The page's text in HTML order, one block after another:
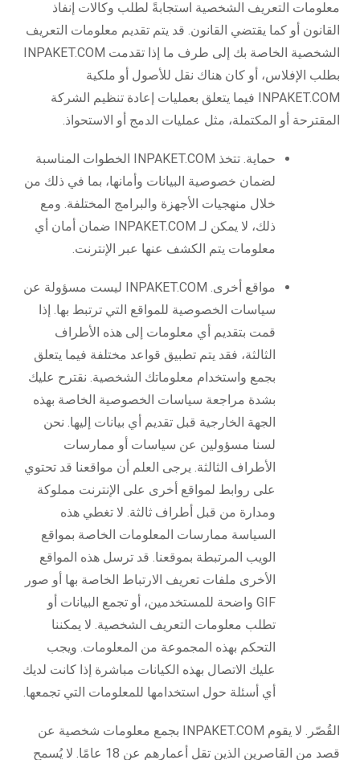
معلومات التعريف الشخصية استجابةً لطلب وكالات إنفاذ
القانون أو كما يقتضي القانون. قد يتم تقديم معلومات التعريف
الشخصية الخاصة بك إلى طرف ما إذا تقدمت INPAKET.COM
بطلب الإفلاس، أو كان هناك نقل للأصول أو ملكية
INPAKET.COM فيما يتعلق بعمليات إعادة تنظيم الشركة
المقترحة أو المكتملة، مثل عمليات الدمج أو الاستحواذ.
حماية. تتخذ INPAKET.COM الخطوات المناسبة
لضمان خصوصية البيانات وأمانها، بما في ذلك من
خلال منهجيات الأجهزة والبرامج المختلفة. ومع
ذلك، لا يمكن لـ INPAKET.COM ضمان أمان أي
معلومات يتم الكشف عنها عبر الإنترنت.
مواقع أخرى. INPAKET.COM ليست مسؤولة عن
سياسات الخصوصية للمواقع التي ترتبط بها. إذا
قمت بتقديم أي معلومات إلى هذه الأطراف
الثالثة، فقد يتم تطبيق قواعد مختلفة فيما يتعلق
بجمع واستخدام معلوماتك الشخصية. نقترح عليك
بشدة مراجعة سياسات الخصوصية الخاصة بهذه
الجهة الخارجية قبل تقديم أي بيانات إليها. نحن
لسنا مسؤولين عن سياسات أو ممارسات
الأطراف الثالثة. يرجى العلم أن مواقعنا قد تحتوي
على روابط لمواقع أخرى على الإنترنت مملوكة
ومدارة من قبل أطراف ثالثة. لا تغطي هذه
السياسة ممارسات المعلومات الخاصة بمواقع
الويب المرتبطة بموقعنا. قد ترسل هذه المواقع
الأخرى ملفات تعريف الارتباط الخاصة بها أو صور
GIF واضحة للمستخدمين، أو تجمع البيانات أو
تطلب معلومات التعريف الشخصية. لا يمكننا
التحكم بهذه المجموعة من المعلومات. ويجب
عليك الاتصال بهذه الكيانات مباشرة إذا كانت لديك
أي أسئلة حول استخدامها للمعلومات التي تجمعها.
القُصّر. لا يقوم INPAKET.COM بجمع معلومات شخصية عن
قصد من القاصرين الذين تقل أعمارهم عن 18 عامًا. لا يُسمح